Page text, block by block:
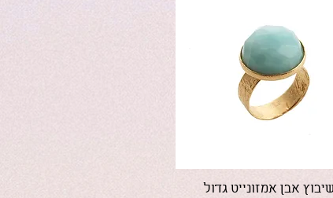
תצוגה מהירה
אבן אמזונייט גדול